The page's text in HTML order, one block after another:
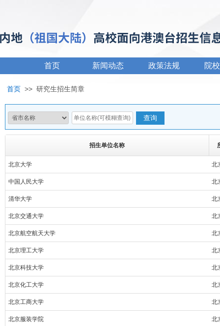
首页 新闻动态 政策法规 院
首页 >> 研究生招生简章
招生单位名称
北京大学 北
中国人民大学 北
清华大学 北
北京交通大学 北
北京航空航天大学 北
北京理工大学 北
北京科技大学 北
北京化工大学 北
北京工商大学 北
北京服装学院 北